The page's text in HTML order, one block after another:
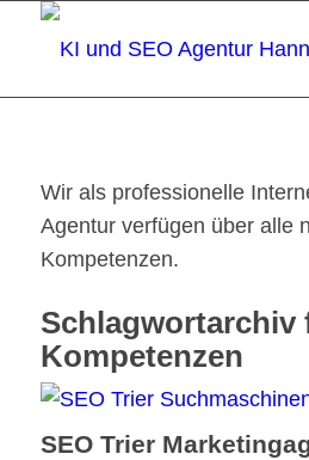
Wir als professionelle
Agentur verfügen über alle
Kompetenzen.
Schlagwortarchiv
Kompetenzen
SEO Trier